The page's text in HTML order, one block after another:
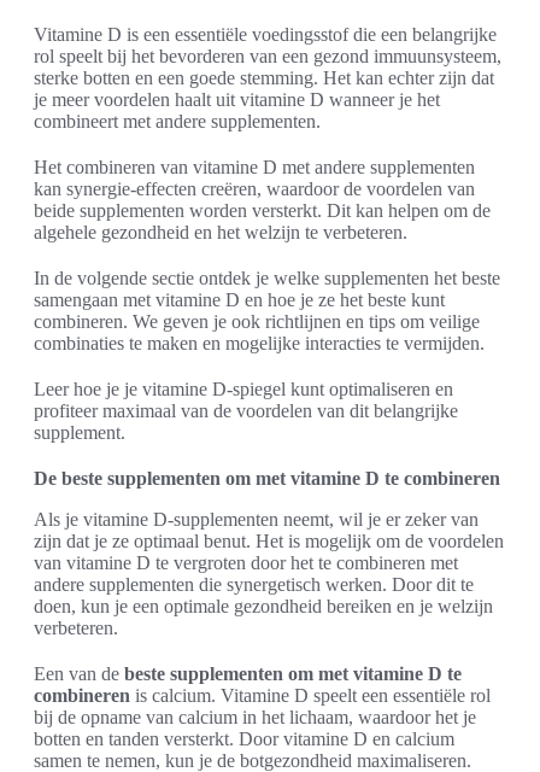
Vitamine D is een essentiële voedingsstof die een belangrijke
rol speelt bij het bevorderen van een gezond immuunsysteem,
sterke botten en een goede stemming. Het kan echter zijn dat
je meer voordelen haalt uit vitamine D wanneer je het
combineert met andere supplementen.
Het combineren van vitamine D met andere supplementen
kan synergie-effecten creëren, waardoor de voordelen van
beide supplementen worden versterkt. Dit kan helpen om de
algehele gezondheid en het welzijn te verbeteren.
In de volgende sectie ontdek je welke supplementen het beste
samengaan met vitamine D en hoe je ze het beste kunt
combineren. We geven je ook richtlijnen en tips om veilige
combinaties te maken en mogelijke interacties te vermijden.
Leer hoe je je vitamine D-spiegel kunt optimaliseren en
profiteer maximaal van de voordelen van dit belangrijke
supplement.
De beste supplementen om met vitamine D te combineren
Als je vitamine D-supplementen neemt, wil je er zeker van
zijn dat je ze optimaal benut. Het is mogelijk om de voordelen
van vitamine D te vergroten door het te combineren met
andere supplementen die synergetisch werken. Door dit te
doen, kun je een optimale gezondheid bereiken en je welzijn
verbeteren.
Een van de beste supplementen om met vitamine D te
combineren is calcium. Vitamine D speelt een essentiële rol
bij de opname van calcium in het lichaam, waardoor het je
botten en tanden versterkt. Door vitamine D en calcium
samen te nemen, kun je de botgezondheid maximaliseren.